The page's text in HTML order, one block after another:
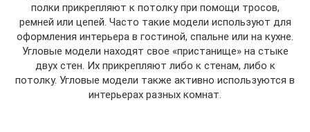
полки прикрепляют к потолку при помощи тросов,
ремней или цепей. Часто такие модели используют для
оформления интерьера в гостиной, спальне или на кухне.
Угловые модели находят свое «пристанище» на стыке
двух стен. Их прикрепляют либо к стенам, либо к
потолку. Угловые модели также активно используются в
интерьерах разных комнат.